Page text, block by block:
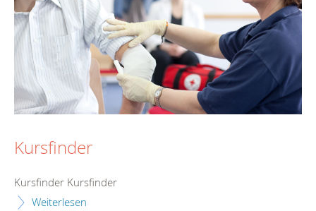
Kursfinder
Kursfinder Kursfinder
Weiterlesen